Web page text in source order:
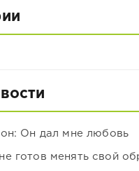
Он дал мне любовь
готов менять свой